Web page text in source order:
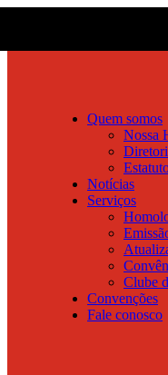
Quem somos
Nossa
Notícias
Serviços
Clube
Convenções
Fale conosco